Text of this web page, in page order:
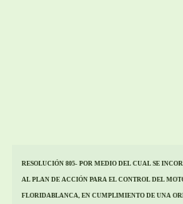
RESOLUCIÓN 805- POR MEDIO DEL CUAL SE
AL PLAN DE ACCIÓN PARA EL CONTROL DEL
FLORIDABLANCA, EN CUMPLIMIENTO DE UNA